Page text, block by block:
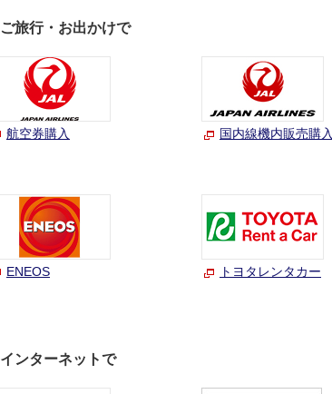
ご旅行・お出かけで
航空券購入 国内線機内販売購入
ENEOS トヨタレンタカー
インターネットで